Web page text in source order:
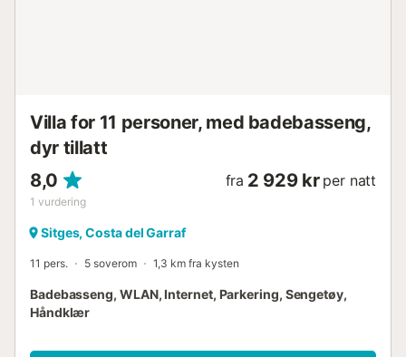
Villa for 11 personer, med badebasseng,
dyr tillatt
8,0
1 vurdering
fra 2 929 kr per natt
Sitges, Costa del Garraf
11 pers. 5 soverom 1,3 km fra kysten
Badebasseng, WLAN, Internet, Parkering, Sengetøy,
Håndklær